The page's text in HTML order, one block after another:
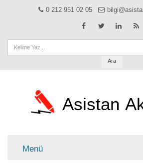
0 212 951 02 05
Ara
Asistan
Menü